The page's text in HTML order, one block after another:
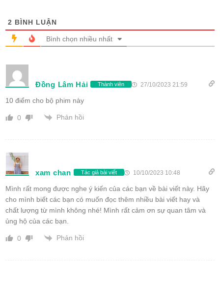
2 BÌNH LUẬN
Bình chọn nhiều nhất
Đồng Lâm Hải Thành viên 27/10/2023 21:59
10 điểm cho bộ phim này
0 Phản hồi
xam chan Tác giả bài viết 10/10/2023 10:48
Mình rất mong được nghe ý kiến của các bạn về bài viết này. Hãy
cho mình biết các bạn có muốn đọc thêm nhiều bài viết hay và
chất lượng từ mình không nhé! Mình rất cảm ơn sự quan tâm và
ủng hộ của các bạn.
0 Phản hồi